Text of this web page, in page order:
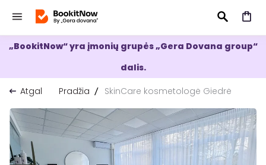
IEŠKOTI
„BookitNow“ yra įmonių grupės „Gera Dovana group“
dalis.
Atgal
Pradžia SkinCare kosmetologė Giedrė